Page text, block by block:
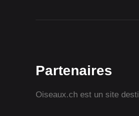
Partenaires
Oiseaux.ch est un site